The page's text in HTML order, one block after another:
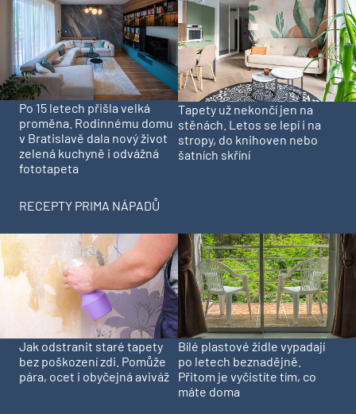
Po 15 letech přišla velká
proměna. Rodinnému domu
v Bratislavě dala nový život
zelená kuchyně i odvážná
fototapeta
Tapety už nekončí jen na
stěnách. Letos se lepí i na
stropy, do knihoven nebo
šatních skříní
RECEPTY PRIMA NÁPADŮ
Jak odstranit staré tapety
bez poškození zdi. Pomůže
pára, ocet i obyčejná aviváž
Bílé plastové židle vypadají
po letech beznadějně.
Přitom je vyčistíte tím, co
máte doma